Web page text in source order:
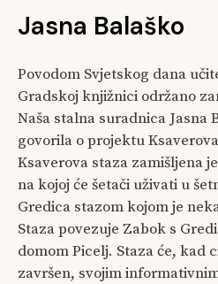
Jasna Balaško
Povodom Svjetskog dana
Gradskoj knjižnici održano
Naša stalna suradnica Jasna
govorila o projektu
Ksaverova staza zamišljena
na kojoj će šetači uživati u
Gredica stazom kojom je
Staza povezuje Zabok s
domom Picelj. Staza će, kad
završen, svojim